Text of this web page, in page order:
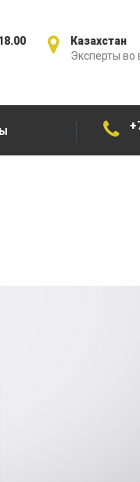
Казахстан
Эксперты во